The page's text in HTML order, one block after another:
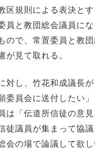
区規則による表決と
員と教団総会議員に
ので、常置委員と教
が見て取れる。
対し、竹花和成議長が
委員会に送付したい
は「伝道所信徒の意
徒議員が集まって協議
会の場で論議して欲